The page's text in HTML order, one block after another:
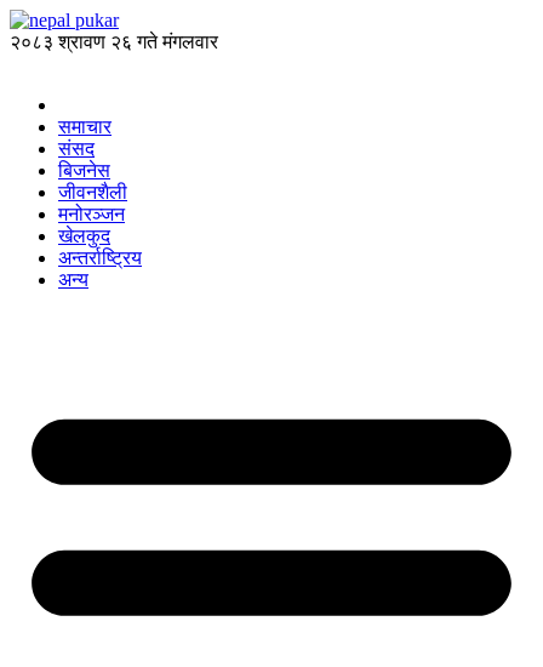
२०८३ श्रावण २६ गते मंगलवार
समाचार
संसद
बिजनेस
जीवनशैली
मनोरञ्जन
खेलकुद
अन्तर्राष्ट्रिय
अन्य